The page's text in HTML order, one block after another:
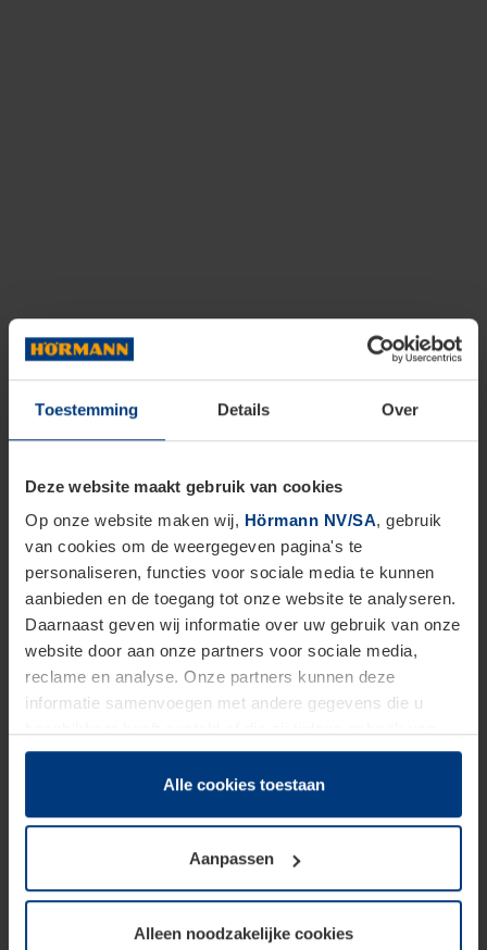
Toestemming Details Over
Deze website maakt gebruik van cookies
Op onze website maken wij, Hörmann NV/SA, gebruik
van cookies om de weergegeven pagina's te
personaliseren, functies voor sociale media te kunnen
aanbieden en de toegang tot onze website te analyseren.
Daarnaast geven wij informatie over uw gebruik van onze
website door aan onze partners voor sociale media,
reclame en analyse. Onze partners kunnen deze
informatie samenvoegen met andere gegevens die u
hun diensten hebben verzameld.
Juridisch hebben wij het recht om cookies op uw
van deze pagina's absoluut vereist is. Voor alle andere
soorten cookies is uw toestemming benodigd. Uw
toestemming kunt u op elk moment bij de uitleg van de
wijzigen of herroepen.
Alle cookies toestaan
Aanpassen
Alleen noodzakelijke cookies